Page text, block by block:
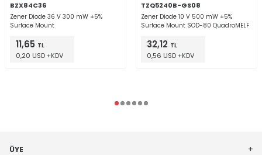
BZX84C36
Zener Diode 36 V 300 mW ±5%
Surface Mount
11,65 TL
0,20 USD +KDV
TZQ5240B-GS08
Zener Diode 10 V 500 mW ±5%
Surface Mount SOD-80 QuadroMELF
32,12 TL
0,56 USD +KDV
ÜYE